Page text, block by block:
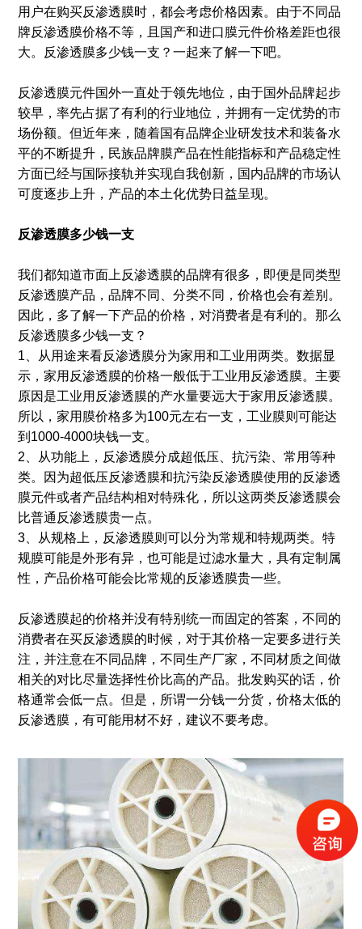
用户在购买反渗透膜时，都会考虑价格因素。由于不同品
牌反渗透膜价格不等，且国产和进口膜元件价格差距也很
大。反渗透膜多少钱一支？一起来了解一下吧。
反渗透膜元件国外一直处于领先地位，由于国外品牌起步
较早，率先占据了有利的行业地位，并拥有一定优势的市
场份额。但近年来，随着国有品牌企业研发技术和装备水
平的不断提升，民族品牌膜产品在性能指标和产品稳定性
方面已经与国际接轨并实现自我创新，国内品牌的市场认
可度逐步上升，产品的本土化优势日益呈现。
反渗透膜多少钱一支
我们都知道市面上反渗透膜的品牌有很多，即便是同类型
反渗透膜产品，品牌不同、分类不同，价格也会有差别。
因此，多了解一下产品的价格，对消费者是有利的。那么
反渗透膜多少钱一支？
1、从用途来看反渗透膜分为家用和工业用两类。数据显
示，家用反渗透膜的价格一般低于工业用反渗透膜。主要
原因是工业用反渗透膜的产水量要远大于家用反渗透膜。
所以，家用膜价格多为100元左右一支，工业膜则可能达
到1000-4000块钱一支。
2、从功能上，反渗透膜分成超低压、抗污染、常用等种
类。因为超低压反渗透膜和抗污染反渗透膜使用的反渗透
膜元件或者产品结构相对特殊化，所以这两类反渗透膜会
比普通反渗透膜贵一点。
3、从规格上，反渗透膜则可以分为常规和特规两类。特
规膜可能是外形有异，也可能是过滤水量大，具有定制属
性，产品价格可能会比常规的反渗透膜贵一些。
反渗透膜起的价格并没有特别统一而固定的答案，不同的
消费者在买反渗透膜的时候，对于其价格一定要多进行关
注，并注意在不同品牌，不同生产厂家，不同材质之间做
相关的对比尽量选择性价比高的产品。批发购买的话，价
格通常会低一点。但是，所谓一分钱一分货，价格太低的
反渗透膜，有可能用材不好，建议不要考虑。